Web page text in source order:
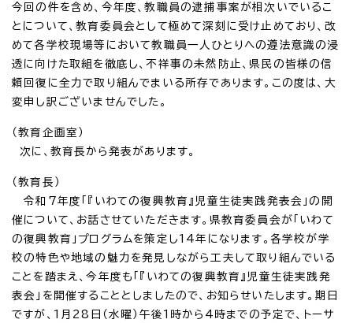
今回の件を含め、今年度、教職員の逮捕事案が相次いでいるこ
とについて、教育委員会として極めて深刻に受け止めており、改
めて各学校現場等において教職員一人ひとりへの遵法意識の浸
透に向けた取組を徹底し、不祥事の未然防止、県民の皆様の信
頼回復に全力で取り組んでまいる所存であります。この度は、大
変申し訳ございませんでした。
（教育企画室）
次に、教育長から発表があります。
（教育長）
令和7年度「『いわての復興教育』児童生徒実践発表会」の開
催について、お話させていただきます。県教育委員会が「いわて
の復興教育」プログラムを策定し14年になります。各学校が学
校の特色や地域の魅力を発見しながら工夫して取り組んでいる
ことを踏まえ、今年度も「『いわての復興教育』児童生徒実践発
表会」を開催することとしましたので、お知らせいたします。期日
ですが、1月28日（水曜）午後1時から4時までの予定で、トーサ